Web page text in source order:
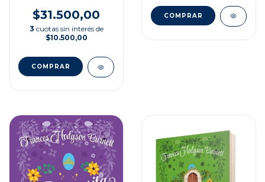
$31.500,00
3 cuotas sin interés de
$10.500,00